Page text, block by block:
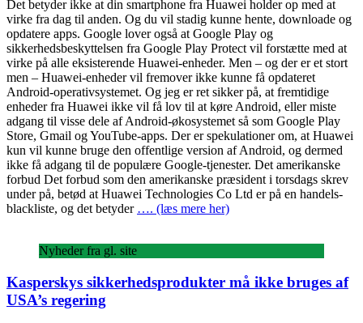
Det betyder ikke at din smartphone fra Huawei holder op med at
virke fra dag til anden. Og du vil stadig kunne hente, downloade og
opdatere apps. Google lover også at Google Play og
sikkerhedsbeskyttelsen fra Google Play Protect vil forstætte med at
virke på alle eksisterende Huawei-enheder. Men – og der er et stort
men – Huawei-enheder vil fremover ikke kunne få opdateret
Android-operativsystemet. Og jeg er ret sikker på, at fremtidige
enheder fra Huawei ikke vil få lov til at køre Android, eller miste
adgang til visse dele af Android-økosystemet så som Google Play
Store, Gmail og YouTube-apps. Der er spekulationer om, at Huawei
kun vil kunne bruge den offentlige version af Android, og dermed
ikke få adgang til de populære Google-tjenester. Det amerikanske
forbud Det forbud som den amerikanske præsident i torsdags skrev
under på, betød at Huawei Technologies Co Ltd er på en handels-
blackliste, og det betyder …. (læs mere her)
Nyheder fra gl. site
Kasperskys sikkerhedsprodukter må ikke bruges af
USA’s regering